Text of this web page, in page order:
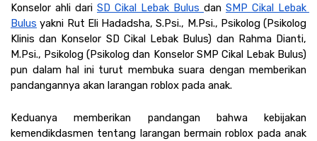
Konselor ahli dari SD Cikal Lebak Bulus dan SMP Cikal Lebak
Bulus yakni Rut Eli Hadadsha, S.Psi., M.Psi., Psikolog (Psikolog
Klinis dan Konselor SD Cikal Lebak Bulus) dan Rahma Dianti,
M.Psi., Psikolog (Psikolog dan Konselor SMP Cikal Lebak Bulus)
pun dalam hal ini turut membuka suara dengan memberikan
pandangannya akan larangan roblox pada anak.
Keduanya memberikan pandangan bahwa kebijakan
kemendikdasmen tentang larangan bermain roblox pada anak